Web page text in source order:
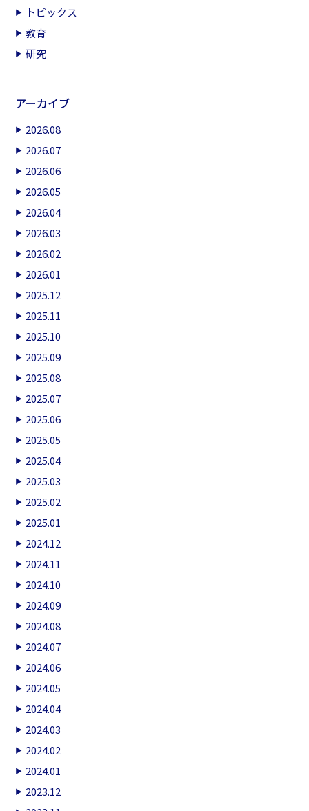
トピックス
教育
研究
アーカイブ
2026.08
2026.07
2026.06
2026.05
2026.04
2026.03
2026.02
2026.01
2025.12
2025.11
2025.10
2025.09
2025.08
2025.07
2025.06
2025.05
2025.04
2025.03
2025.02
2025.01
2024.12
2024.11
2024.10
2024.09
2024.08
2024.07
2024.06
2024.05
2024.04
2024.03
2024.02
2024.01
2023.12